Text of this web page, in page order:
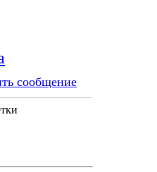
сообщение